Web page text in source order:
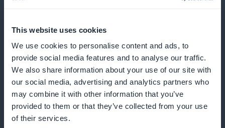
This website uses cookies
We use cookies to personalise content and ads, to
provide social media features and to analyse our traffic.
We also share information about your use of our site with
our social media, advertising and analytics partners who
may combine it with other information that you’ve
provided to them or that they’ve collected from your use
of their services.
Send push-meddelelser for at stimulere
læring
Giv dine brugere besked om nye kurser og filosofiske
begivenheder